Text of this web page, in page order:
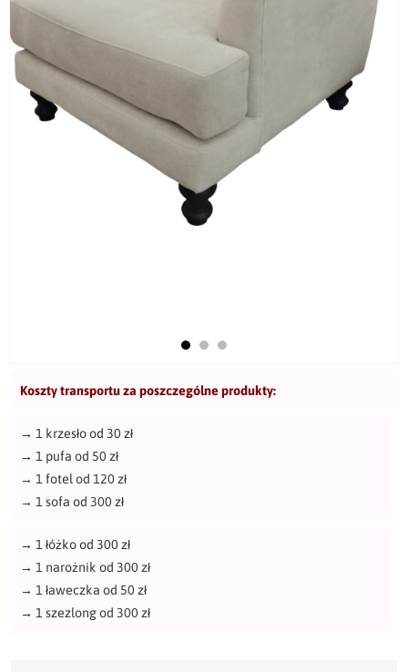
Koszty transportu za poszczególne produkty:
→ 1 krzesło od 30 zł
→ 1 pufa od 50 zł
→ 1 fotel od 120 zł
→ 1 sofa od 300 zł
→ 1 łóżko od 300 zł
→ 1 narożnik od 300 zł
→ 1 ławeczka od 50 zł
→ 1 szezlong od 300 zł